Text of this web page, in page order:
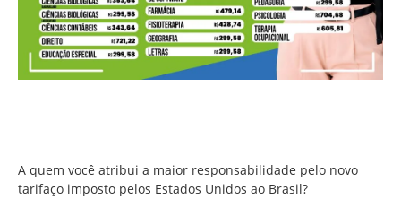
A quem você atribui a maior responsabilidade pelo novo
tarifaço imposto pelos Estados Unidos ao Brasil?